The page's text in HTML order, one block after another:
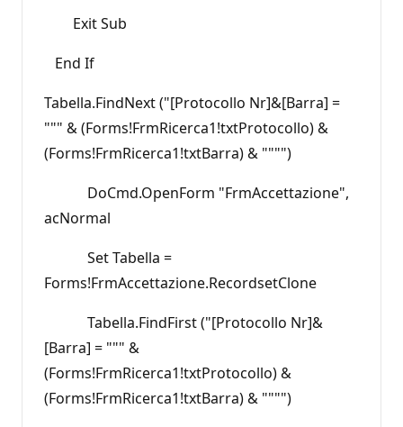
Exit Sub
End If
Tabella.FindNext ("[Protocollo Nr]&[Barra] =
""" & (Forms!FrmRicerca1!txtProtocollo) &
(Forms!FrmRicerca1!txtBarra) & """")
DoCmd.OpenForm "FrmAccettazione",
acNormal
Set Tabella =
Forms!FrmAccettazione.RecordsetClone
Tabella.FindFirst ("[Protocollo Nr]&
[Barra] = """ &
(Forms!FrmRicerca1!txtProtocollo) &
(Forms!FrmRicerca1!txtBarra) & """")